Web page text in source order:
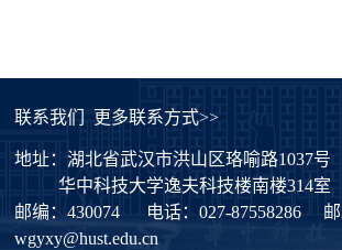
联系我们 更多联系方式>>
地址：湖北省武汉市洪山区珞喻路1037号
华中科技大学逸夫科技楼南楼314室
邮编：430074
电话：027-87558286
邮
wgyxy@hust.edu.cn